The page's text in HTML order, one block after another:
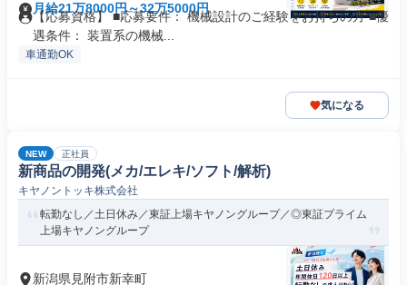
月給21万8000円～32万5000円
【応募資格】 ■応募要件： 機械設計のご経験をお持ちの方 ■優
遇条件： 装置系の機械...
車通勤OK
気になる
NEW 正社員
新商品の開発(メカ/エレキ/ソフト/解析)
キヤノントッキ株式会社
転勤なし／土日休み／東証上場キヤノングループ／◎東証プライム
上場キヤノングループ
新潟県見附市新幸町